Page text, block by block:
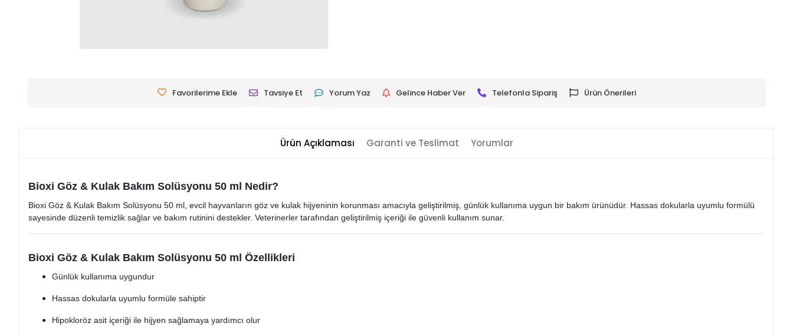
Favorilerime Ekle Tavsiye Et Yorum Yaz Gelince Haber Ver Telefonla Sipariş Ürün Önerileri
Ürün Açıklaması Garanti ve Teslimat Yorumlar
Bioxi Göz & Kulak Bakım Solüsyonu 50 ml Nedir?
Bioxi Göz & Kulak Bakım Solüsyonu 50 ml, evcil hayvanların göz ve kulak hijyeninin korunması amacıyla geliştirilmiş, günlük kullanıma uygun bir bakım ürünüdür. Hassas dokularla uyumlu formülü
sayesinde düzenli temizlik sağlar ve bakım rutinini destekler. Veterinerler tarafından geliştirilmiş içeriği ile güvenli kullanım sunar.
Bioxi Göz & Kulak Bakım Solüsyonu 50 ml Özellikleri
Günlük kullanıma uygundur
Hassas dokularla uyumlu formüle sahiptir
Hipokloröz asit içeriği ile hijyen sağlamaya yardımcı olur